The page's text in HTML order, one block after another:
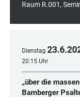
Raum R.001,
Dienstag 23.6.
20:15 Uhr
„über die
Bamberger